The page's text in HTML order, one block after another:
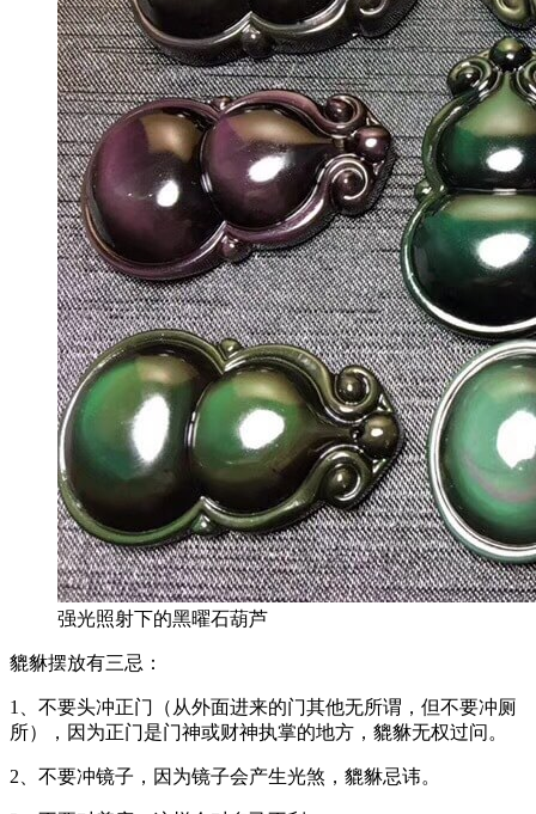
强光照射下的黑曜石葫芦
貔貅摆放有三忌：
1、不要头冲正门（从外面进来的门其他无所谓，但不要冲厕
所），因为正门是门神或财神执掌的地方，貔貅无权过问。
2、不要冲镜子，因为镜子会产生光煞，貔貅忌讳。